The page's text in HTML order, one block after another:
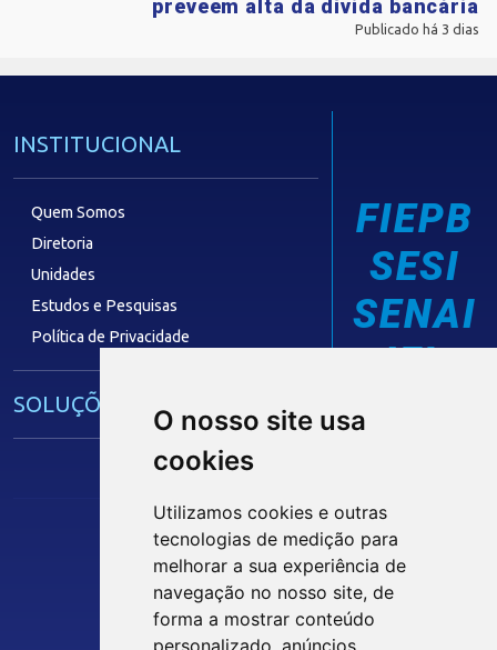
O nosso site usa
cookies
Utilizamos cookies e outras
tecnologias de medição para
melhorar a sua experiência de
navegação no nosso site, de
forma a mostrar conteúdo
personalizado, anúncios
preveem alta da dívida bancária
Publicado há 3 dias
INSTITUCIONAL
Quem Somos
Diretoria
Unidades
Estudos e Pesquisas
Política de Privacidade
SOLUÇÕES E SERVIÇOS
Núcleo de Acesso ao Crédito
Centro Internacional de Negócios -
CONTRIBUIÇÃO SINDICAL
FIEPB
SESI
SENAI
IEL
Siga nossas Redes Sociais
INTRANET